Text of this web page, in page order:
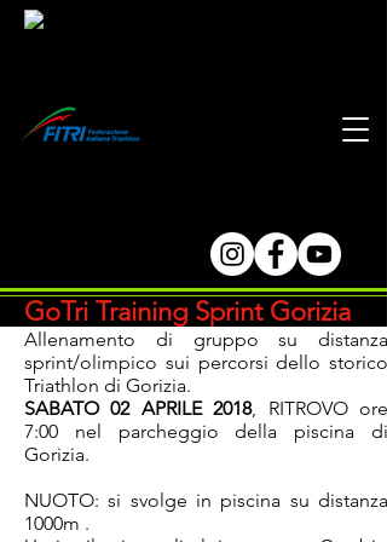
GoTri Training Sprint Gorizia
Allenamento di gruppo su distanza
sprint/olimpico sui percorsi dello storico
Triathlon di Gorizia.
SABATO 02 APRILE 2018, RITROVO ore
7:00​ nel parcheggio della piscina di
Gorizia.
NUOTO: si svolge in piscina su distanza
1000m .